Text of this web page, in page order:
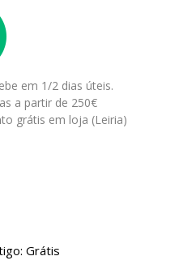
em 1/2 dias úteis.
a partir de 250€
grátis em loja (Leiria)
Grátis